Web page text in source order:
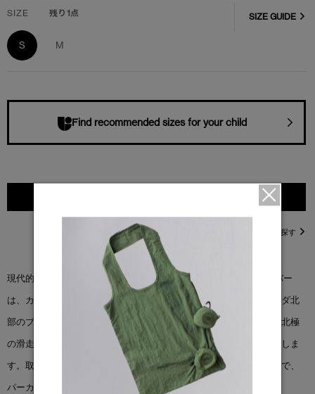
SIZE 残り1点
S M
SIZE GUIDE
Find recommended sizes for your child
直営店在庫を探す
現代的なシルエットで新たにアップデートされたチリワック ボンバー
は、カナダグースで親しまれてるスタイルの１つです。戦後のカナダ北
部のブッシュパイロットに敬意を払いデザインされ、パイロットが北極
の滑走路で作業を行うときに必要な耐久性、保温性、機動性を提供しま
す。取り外し可能なフードトリムでカバーする範囲を拡大することで、
パーカをカスタイマイズすることが可能です。